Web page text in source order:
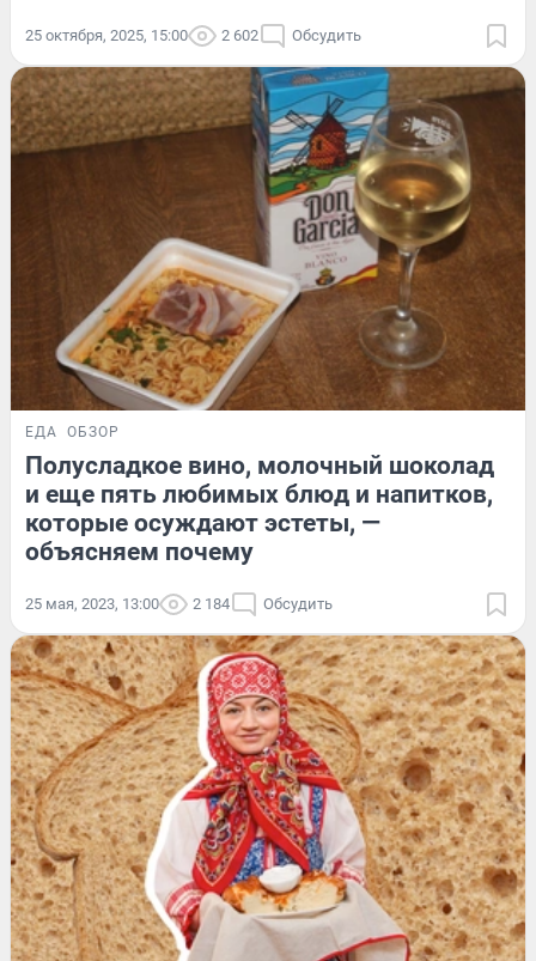
25 октября, 2025, 15:00 2 602 Обсудить
ЕДА ОБЗОР
Полусладкое вино, молочный шоколад
и еще пять любимых блюд и напитков,
которые осуждают эстеты, —
объясняем почему
25 мая, 2023, 13:00 2 184 Обсудить